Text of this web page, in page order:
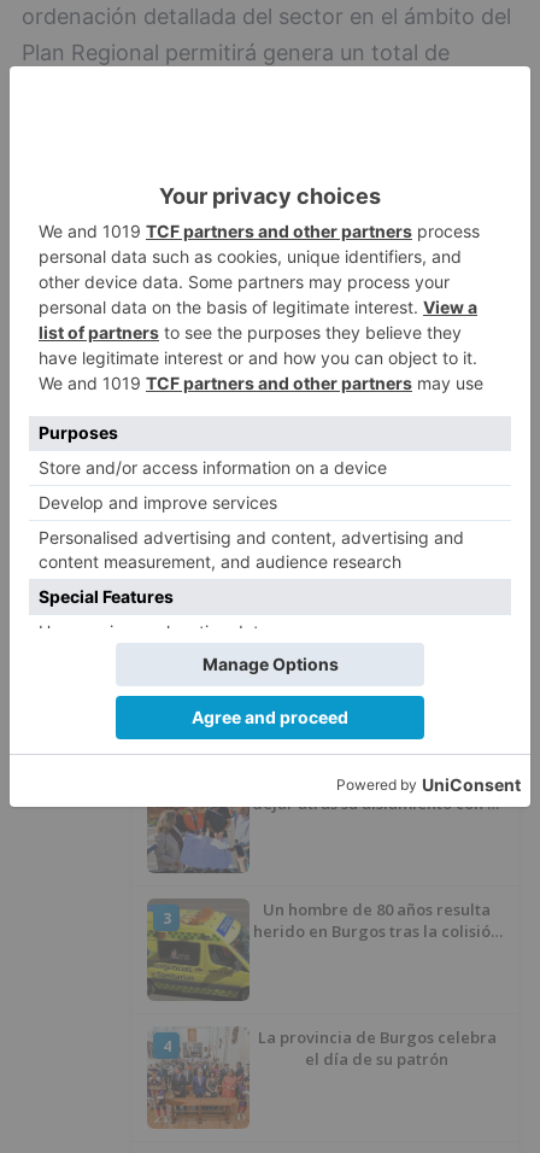
ordenación detallada del sector en el ámbito del
Plan Regional permitirá genera un total de
edificabilidad de 141.666,53 metros cuadrados.
Además, se contemplan 29.998,55 metros
cuadrados destinados a espacios libres públicos,
11.555,80 metros cuadrados para equipamientos
públicos y 20.519,64 metros cuadrados de viario
público.
Río Arlanzón Infraestructuras
Castilla y León
Junta de Castilla y León
Salud
Fallece un ciclista en Burgos tras
avisar otro conductor que se
había caído de la bicicleta
Villatoro da el primer paso para
dejar atrás su aislamiento con el
3
Un hombre de 80 años resulta
herido en Burgos tras la colisión
4
La provincia de Burgos celebra
el día de su patrón